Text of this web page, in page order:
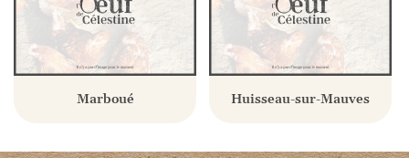
Marboué Huisseau-sur-Mauves